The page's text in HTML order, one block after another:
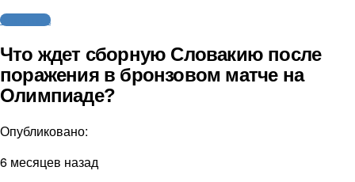
Олимпиада
Что ждет сборную Словакию после
поражения в бронзовом матче на
Олимпиаде?
Опубликовано:
6 месяцев назад